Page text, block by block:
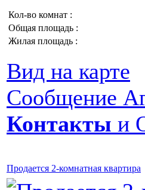
Кол-во комнат :
Общая площадь :
Жилая площадь :
Вид на карте
Сообщение
Контакты и
Продается 2-комнатная квартира